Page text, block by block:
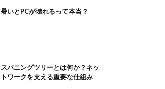
暑いとPCが壊れるって本当？
スパニングツリーとは何か？ネッ
トワークを支える重要な仕組み